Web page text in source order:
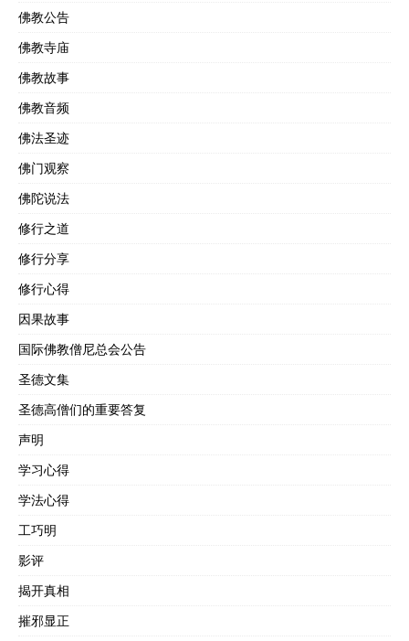
佛教公告
佛教寺庙
佛教故事
佛教音频
佛法圣迹
佛门观察
佛陀说法
修行之道
修行分享
修行心得
因果故事
国际佛教僧尼总会公告
圣德文集
圣德高僧们的重要答复
声明
学习心得
学法心得
工巧明
影评
揭开真相
摧邪显正